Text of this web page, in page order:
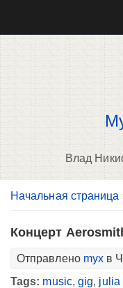
Влад
Вы здесь
Начальная страница
Концерт
Отправлено myx в
Tags: music,gig, julia